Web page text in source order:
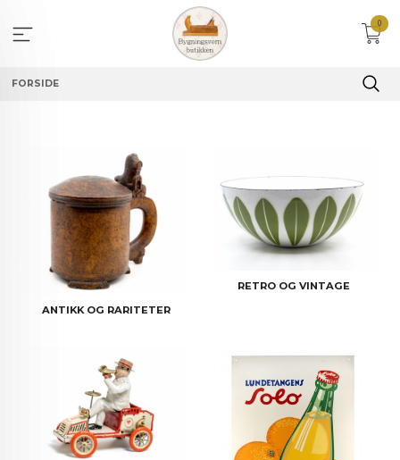
innholdet
0
FORSIDE
ANTIKK OG RARITETER
RETRO OG VINTAGE